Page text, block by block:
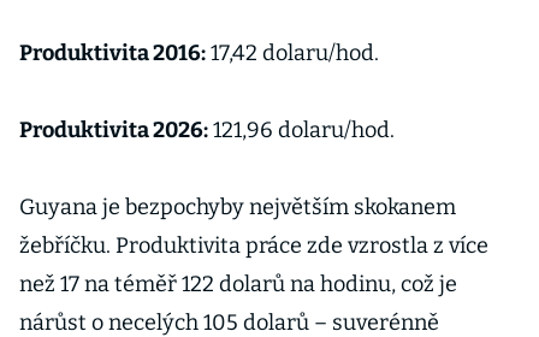
Produktivita 2016:17,42 dolaru/hod.
Produktivita 2026:121,96 dolaru/hod.
Guyana je bezpochyby největším skokanem
žebříčku. Produktivita práce zde vzrostla z více
než 17 na téměř 122 dolarů na hodinu, což je
nárůst o necelých 105 dolarů – suverénně